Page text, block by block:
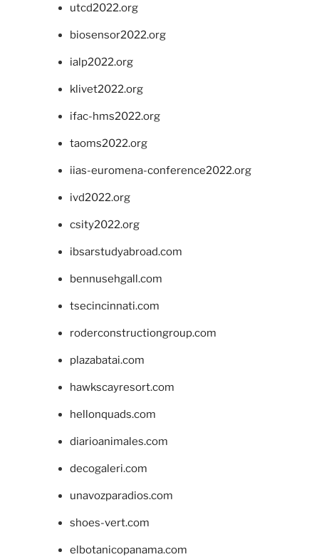
utcd2022.org
biosensor2022.org
ialp2022.org
klivet2022.org
ifac-hms2022.org
taoms2022.org
iias-euromena-conference2022.org
ivd2022.org
csity2022.org
ibsarstudyabroad.com
bennusehgall.com
tsecincinnati.com
roderconstructiongroup.com
plazabatai.com
hawkscayresort.com
hellonquads.com
diarioanimales.com
decogaleri.com
unavozparadios.com
shoes-vert.com
elbotanicopanama.com